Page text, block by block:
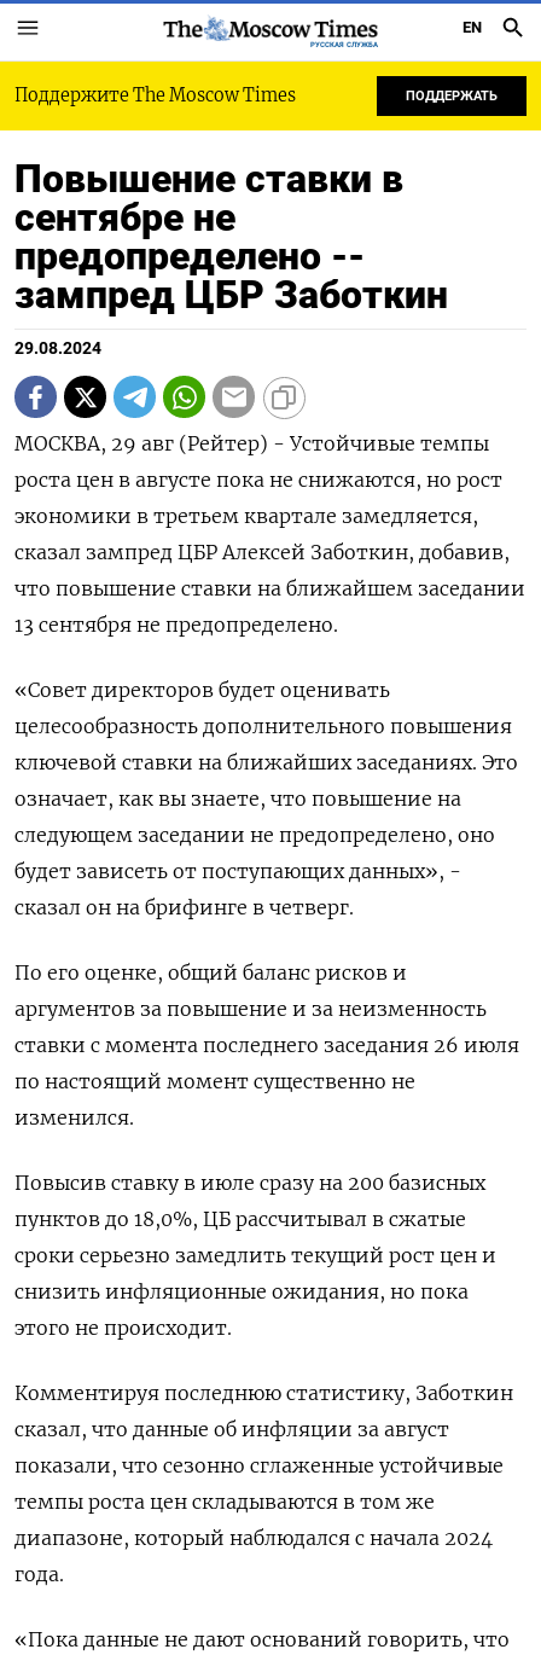
РУССКАЯ СЛУЖБА
EN
Поддержите The Moscow Times ПОДДЕРЖАТЬ
Повышение ставки в
сентябре не
предопределено --
зампред ЦБР Заботкин
29.08.2024
МОСКВА, 29 авг (Рейтер) - Устойчивые темпы
роста цен в августе пока не снижаются, но рост
экономики в третьем квартале замедляется,
сказал зампред ЦБР Алексей Заботкин, добавив,
что повышение ставки на ближайшем заседании
13 сентября не предопределено.
«Совет директоров будет оценивать
целесообразность дополнительного повышения
ключевой ставки на ближайших заседаниях. Это
означает, как вы знаете, что повышение на
следующем заседании не предопределено, оно
будет зависеть от поступающих данных», -
сказал он на брифинге в четверг.
По его оценке, общий баланс рисков и
аргументов за повышение и за неизменность
ставки с момента последнего заседания 26 июля
по настоящий момент существенно не
изменился.
Повысив ставку в июле сразу на 200 базисных
пунктов до 18,0%, ЦБ рассчитывал в сжатые
сроки серьезно замедлить текущий рост цен и
снизить инфляционные ожидания, но пока
этого не происходит.
Комментируя последнюю статистику, Заботкин
сказал, что данные об инфляции за август
показали, что сезонно сглаженные устойчивые
темпы роста цен складываются в том же
диапазоне, который наблюдался с начала 2024
года.
«Пока данные не дают оснований говорить, что